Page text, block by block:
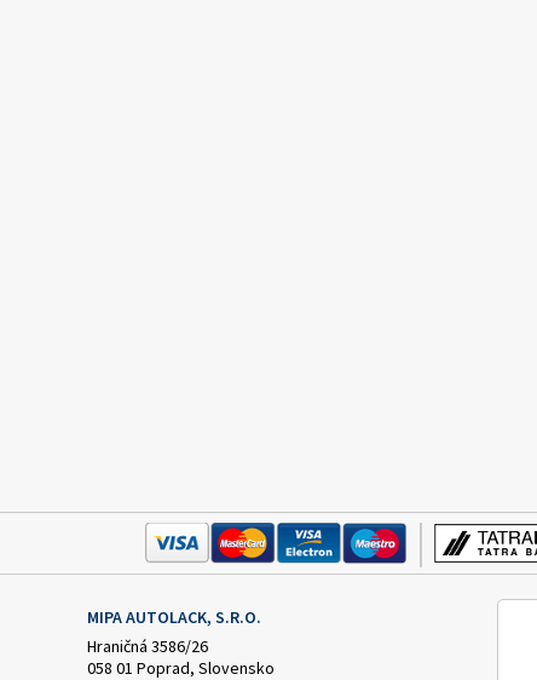
MIPA AUTOLACK, S.R.O.
Hraničná 3586/26
058 01 Poprad, Slovensko